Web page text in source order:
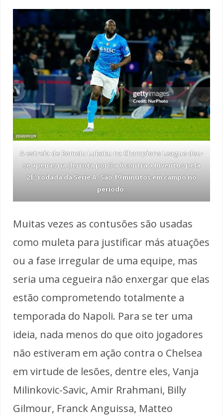
A estreia de Romelu Lukaku na Champions League deu-
se apenas na derrota por 3 a 0 contra a Juventus pela
21ª rodada da Serie A. São 19 minutos em campo no
período.
Muitas vezes as contusões são usadas
como muleta para justificar más atuações
ou a fase irregular de uma equipe, mas
seria uma cegueira não enxergar que elas
estão comprometendo totalmente a
temporada do Napoli. Para se ter uma
ideia, nada menos do que oito jogadores
não estiveram em ação contra o Chelsea
em virtude de lesões, dentre eles, Vanja
Milinkovic-Savic, Amir Rrahmani, Billy
Gilmour, Franck Anguissa, Matteo